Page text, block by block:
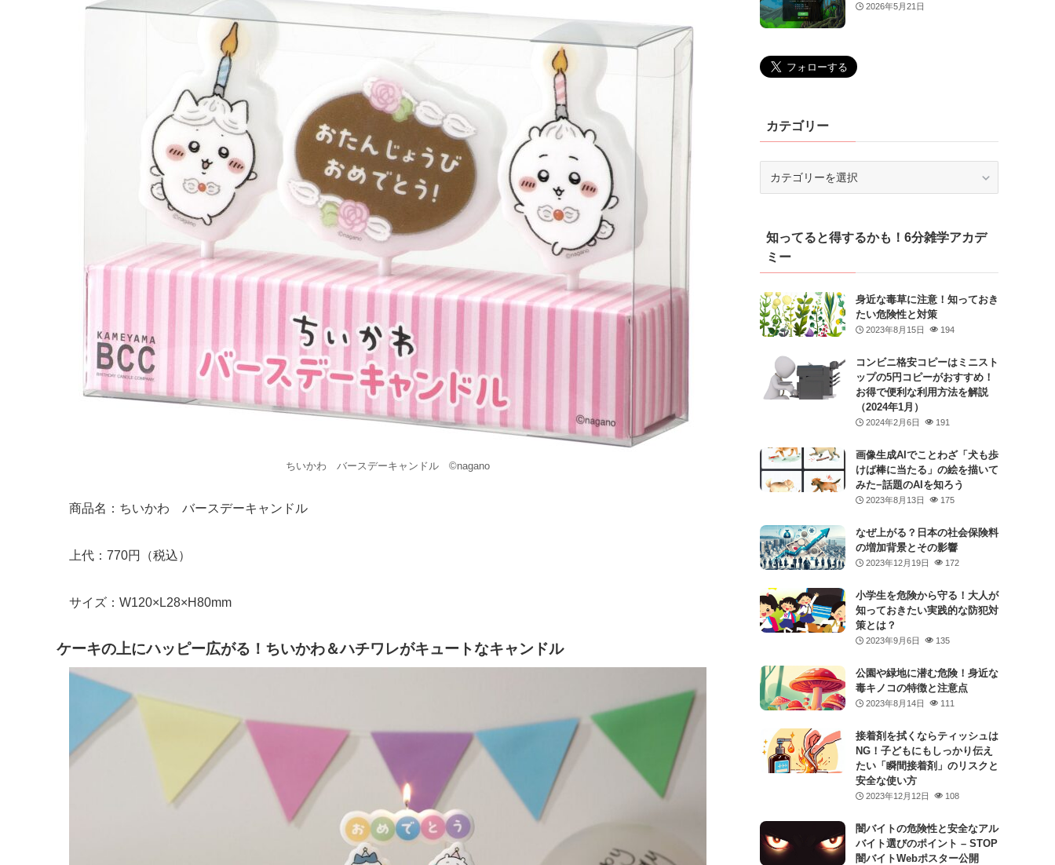
ちいかわ バースデーキャンドル ©nagano
商品名：ちいかわ バースデーキャンドル
上代：770円（税込）
サイズ：W120×L28×H80mm
ケーキの上にハッピー広がる！ちいかわ＆ハチワレがキュートなキャンドル
2026年5月21日
カテゴリー
ー知ってると得するかも！6分雑学アカデ
ミー
身近な毒草に注意！知っておき
たい危険性と対策
2023年8月15日 194
コンビニ格安コピーはミニスト
ップの5円コピーがおすすめ！
お得で便利な利用方法を解説
（2024年1月）
2024年2月6日 191
画像生成AIでことわざ「犬も歩
けば棒に当たる」の絵を描いて
みた−話題のAIを知ろう
2023年8月13日 175
なぜ上がる？日本の社会保険料
の増加背景とその影響
2023年12月19日 172
小学生を危険から守る！大人が
知っておきたい実践的な防犯対
策とは？
2023年9月6日 135
公園や緑地に潜む危険！身近な
毒キノコの特徴と注意点
2023年8月14日 111
接着剤を拭くならティッシュは
NG！子どもにもしっかり伝え
たい「瞬間接着剤」のリスクと
安全な使い方
2023年12月12日 108
闇バイトの危険性と安全なアル
バイト選びのポイント – STOP
闇バイトWebポスター公開